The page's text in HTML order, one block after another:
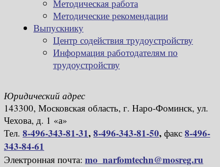
Методическая работа
Методические рекомендации
Выпускнику
Центр содействия трудоустройству
Информация работодателям по
трудоустройству
Юридический адрес
143300, Московская область, г. Наро-Фоминск, ул.
Чехова, д. 1 «а»
Тел. 8-496-343-81-31,8-496-343-81-50, факс 8-496-
343-84-61
Электронная почта: mo_narfomtechn@mosreg.ru